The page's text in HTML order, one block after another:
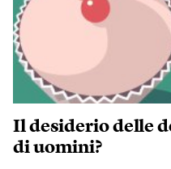
Il desiderio delle
di uomini?